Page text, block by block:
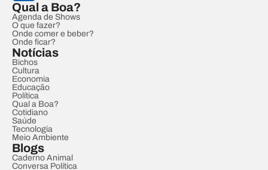
Qual a Boa?
Agenda de Shows
O que fazer?
Onde comer e beber?
Onde ficar?
Notícias
Bichos
Cultura
Economia
Educação
Política
Qual a Boa?
Cotidiano
Saúde
Tecnologia
Meio Ambiente
Blogs
Caderno Animal
Conversa Política